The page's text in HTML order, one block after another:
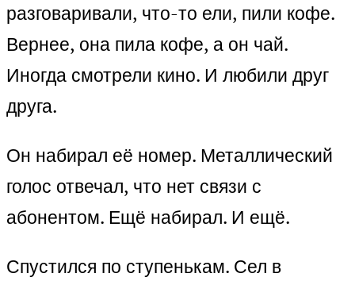
разговаривали, что-то ели, пили кофе.
Вернее, она пила кофе, а он чай.
Иногда смотрели кино. И любили друг
друга.
Он набирал её номер. Металлический
голос отвечал, что нет связи с
абонентом. Ещё набирал. И ещё.
Спустился по ступенькам. Сел в